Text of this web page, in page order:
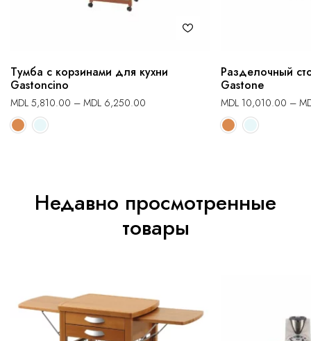
Тумба с корзинами для кухни
Gastoncino
MDL 5,810.00 – MDL 6,250.00
Разделочный
Gastone
MDL 10,010.00 –
Недавно просмотренные
товары